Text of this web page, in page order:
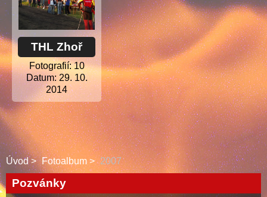
THL Zhoř
Fotografií:10
Datum: 29. 10.
2014
Úvod Fotoalbum 2007
Pozvánky